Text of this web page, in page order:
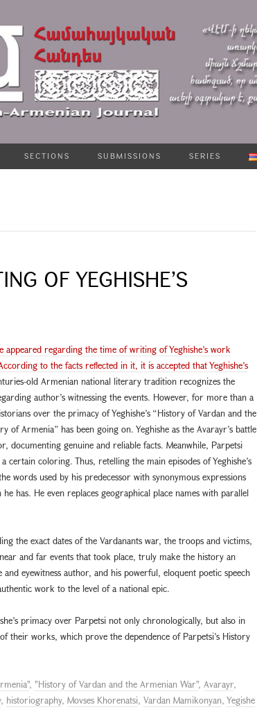
SECTIONS SUBMISSIONS SERIES
OF YEGHISHE’S
regarding the time of writing of Yeghishe’s work
to the facts reflected in it, it is accepted that Yeghishe’s
old Armenian national literary tradition recognizes the
author’s witnessing the events. However, for more than a
over the primacy of Yeghishe’s “History of Vardan and the
of Armenia” has been going on. Yeghishe as the Avarayr’s battle
documenting genuine and reliable facts. Meanwhile, Parpetsi
certain coloring. Thus, retelling the main episodes of Yeghishe’s
words used by his predecessor with synonymous expressions
has. He even replaces geographical place names with parallel
the exact dates of the Vardanants war, the troops and victims,
and far events that took place, truly make the history an
eyewitness author, and his powerful, eloquent poetic speech
work to the level of a national epic.
primacy over Parpetsi not only chronologically, but also in
their works, which prove the dependence of Parpetsi’s History
, "History of Vardan and the Armenian War", Avarayr,
, historiography, Movses Khorenatsi, Vardan Mamikonyan, Yegishe